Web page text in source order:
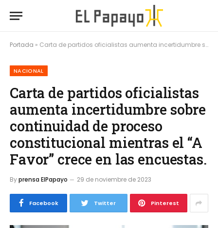
Portada » Carta de partidos oficialistas aumenta incertidumbre sobre continuidad de proceso constitucional mientras el “A Favor” crece en las encuestas.
NACIONAL
Carta de partidos oficialistas
aumenta incertidumbre sobre
continuidad de proceso
constitucional mientras el “A
Favor” crece en las encuestas.
Byprensa ElPapayo 29 de noviembre de 2023
Facebook Twitter Pinterest